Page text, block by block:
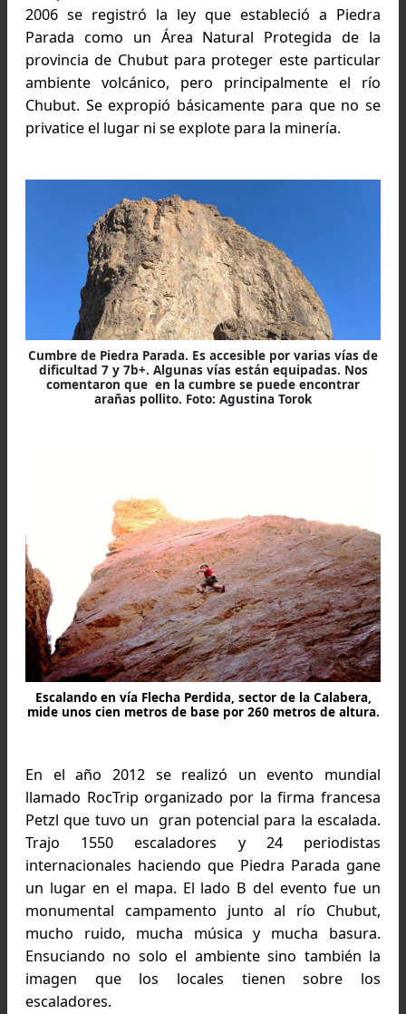
haya, por lo menos, 12 horas en las cuales no
ninguna persona en el área. Esta decisión
como consecuencia el regreso de
escarabajos.
Escarabajos en la zona. Foto: Agustina Torok
genera esta actividad, los ruidos, los
demás. Algunos escaladores no respetan
técnicas de bajo impacto, son los menos,
existen y el mínimo desecho o daño a la
fauna tiene un impacto mayúsculo.
Al ser un día poco transitado pudimos encontrar una
especie poco vista: el hurón patagónico. Foto: Pablo
Gerez